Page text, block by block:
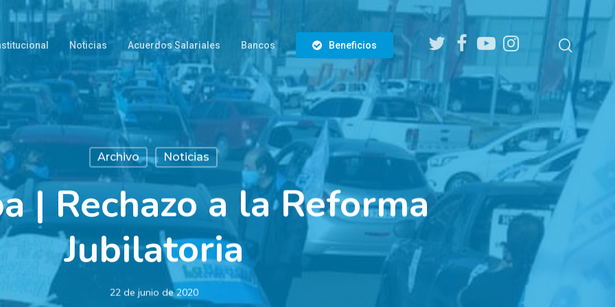
Noticias Acuerdos Salariales Bancos Beneficios
twitter facebookyoutubeinstagram search
Archivo Noticias
| Rechazo a la Reforma
Jubilatoria
22 de junio de 2020